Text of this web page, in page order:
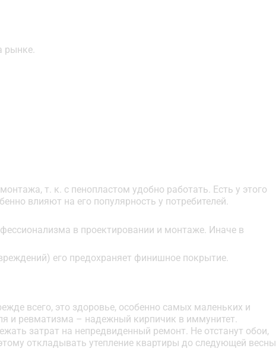
рынке.
т. к. с пенопластом удобно работать. Есть у этого
влияют на его популярность у потребителей.
в проектировании и монтаже. Иначе в
его предохраняет финишное покрытие.
всего, это здоровье, особенно самых маленьких и
и ревматизма – надежный кирпичик в иммунитет.
затрат на непредвиденный ремонт. Не отстанут обои,
откладывать утепление квартиры до следующей весны